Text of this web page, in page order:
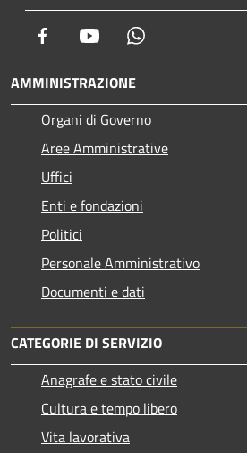
Facebook Youtube
AMMINISTRAZIONE
Organi di Governo
Aree Amministrative
Uffici
Enti e fondazioni
Politici
Personale Amministrativo
Documenti e dati
CATEGORIE DI SERVIZIO
Anagrafe e stato civile
Cultura e tempo libero
Vita lavorativa